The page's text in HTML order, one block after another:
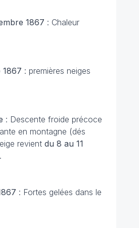
1867 : Chaleur
1867 : premières neiges
: Descente froide précoce
en montagne (dés
revient du 8 au 11
.
: Fortes gelées dans le